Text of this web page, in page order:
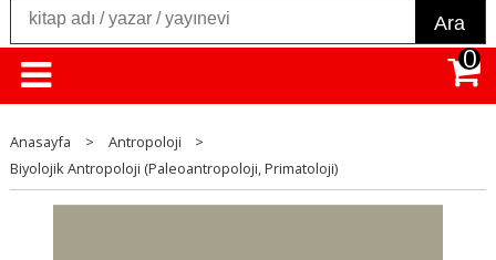
Ara
0
Anasayfa > Antropoloji
>
Biyolojik Antropoloji (Paleoantropoloji, Primatoloji)